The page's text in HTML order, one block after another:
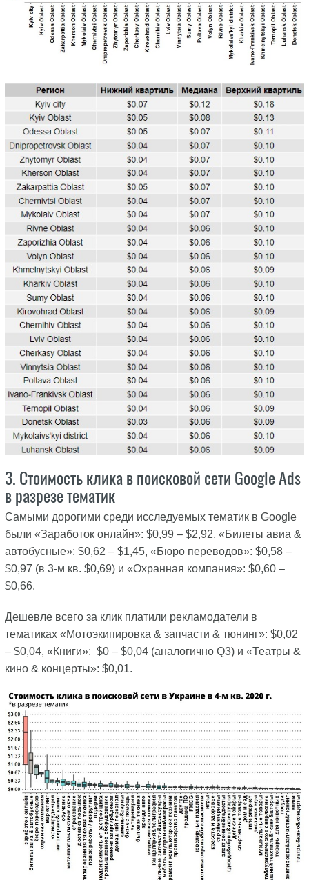
3. Стоимость клика в поисковой сети Google Ads
в разрезе тематик
Самыми дорогими среди исследуемых тематик в Google
были «Заработок онлайн»: $0,99 – $2,92, «Билеты авиа &
автобусные»: $0,62 – $1,45, «Бюро переводов»: $0,58 –
$0,97 (в 3-м кв. $0,69) и «Охранная компания»: $0,60 –
$0,66.
Дешевле всего за клик платили рекламодатели в
тематиках «Мотоэкипировка & запчасти & тюнинг»: $0,02
– $0,04, «Книги»: $0 – $0,04 (аналогично Q3) и «Театры &
кино & концерты»: $0,01.